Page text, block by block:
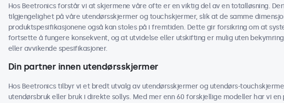
Hos Beetronics forstår vi at skjermene våre ofte er en viktig del av en totalløsning.
tilgjengelighet på våre utendørsskjermer og touchskjermer, slik at de samme
produktspesifikasjonene også kan stoles på i fremtiden. Dette gir forsikring om at
fortsette å fungere konsekvent, og at utvidelse eller utskifting er mulig uten
eller avvikende spesifikasjoner.
Din partner innen utendørsskjermer
Hos Beetronics tilbyr vi et bredt utvalg av utendørsskjermer og utendørs-
utendørsbruk eller bruk i direkte sollys. Med mer enn 60 forskjellige modeller har vi en